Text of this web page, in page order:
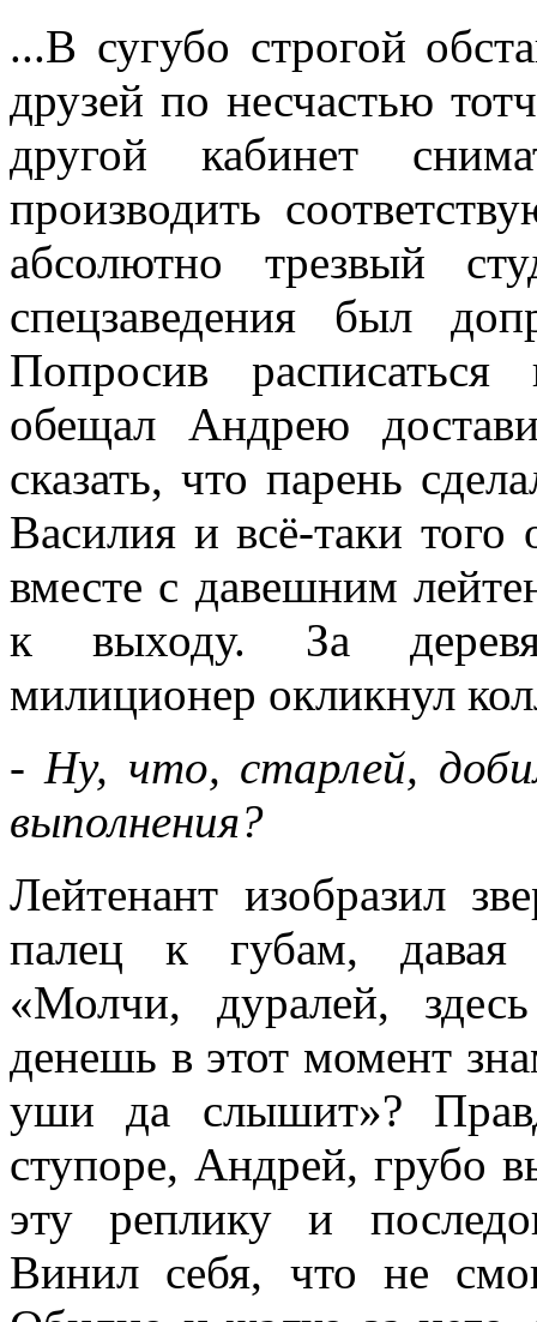
...В сугубо строгой
друзей по несчастью
другой кабинет
производить
абсолютно трезвый
спецзаведения был
Попросив
обещал Андрею
сказать, что парень
Василия и всё-таки
вместе с давешним
к выходу. За
милиционер окликнул
- Ну, что, старлей,
выполнения?
Лейтенант изобразил
палец к губам, давая
«Молчи, дуралей,
денешь в этот момент
уши да слышит»?
ступоре, Андрей, грубо
эту реплику и
Винил себя, что не